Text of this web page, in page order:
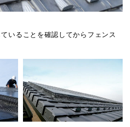
いることを確認してからフェンス